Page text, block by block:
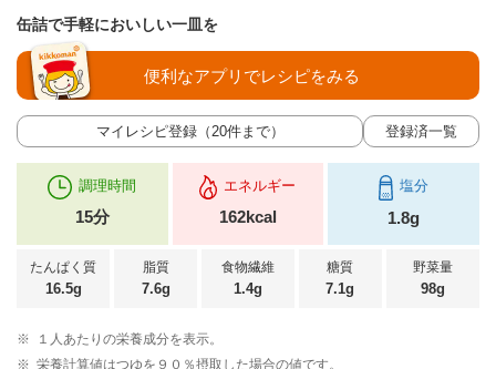
缶詰で手軽においしい一皿を
マイレシピ登録（20件まで） 登録済一覧
便利なアプリでレシピをみる
調理時間
15分
エネルギー
162kcal
塩分
1.8g
たんぱく質
16.5g
脂質
7.6g
食物繊維
1.4g
糖質
7.1g
野菜量
98g
※
１人あたりの栄養成分を表示。
※ 栄養計算値はつゆを９０％摂取した場合の値です。